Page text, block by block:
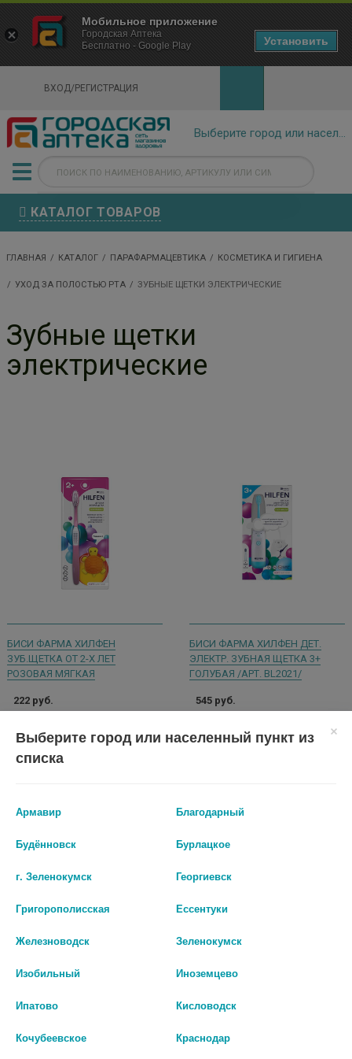
ВХОД/РЕГИСТРАЦИЯ
КАТАЛОГ ТОВАРОВ
ГЛАВНАЯ КАТАЛОГ ПАРАФАРМАЦЕВТИКА КОСМЕТИКА И ГИГИЕНА
УХОД ЗА ПОЛОСТЬЮ РТА ЗУБНЫЕ ЩЕТКИ ЭЛЕКТРИЧЕСКИЕ
Зубные щетки
электрические
БИСИ ФАРМА ХИЛФЕН
ЗУБ.ЩЕТКА ОТ 2-Х ЛЕТ
РОЗОВАЯ МЯГКАЯ
222 руб.
шт
БИСИ ФАРМА ХИЛФЕН ДЕТ.
ЭЛЕКТР. ЗУБНАЯ ЩЕТКА 3+
ГОЛУБАЯ /АРТ. BL2021/
545 руб.
шт
БИСИ ФАРМА ХИЛФЕН ДЕТ.
РОЗОВАЯ /АРТ. P2021/
CS MEDICA ТЕРМОМЕТР
ИНФРАКРАСНЫЙ CS-77
×
Городская Аптека Маркетплейс
- In Google Play
Выберите город или населенный пункт из
списка
Армавир Благодарный
Будённовск Бурлацкое
г. Зеленокумск Георгиевск
Григорополисская Ессентуки
Железноводск Зеленокумск
Изобильный Иноземцево
Ипатово Кисловодск
Кочубеевское Краснодар
Мобильное приложение
Городская Аптека
Бесплатно - Google Play
Установить